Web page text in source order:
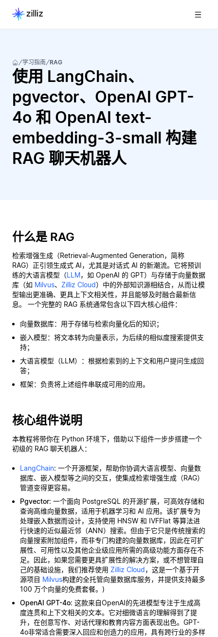
学习指南 RAG
使用 LangChain、
pgvector、OpenAI GPT-
4o 和 OpenAI text-
embedding-3-small 构建
RAG 聊天机器人
什么是 RAG
检索增强生成（Retrieval-Augmented Generation，简称
RAG）正引领生成式 AI，尤其是对话式 AI 的新潮流。它将预训
练的大语言模型（LLM，如 OpenAI 的 GPT）与存储于向量数据
库（如 Milvus、 Zilliz Cloud）中的外部知识源相结合，从而让模
型输出更准确、更具上下文相关性，并且能够及时融合最新信
息。 一个完整的 RAG 系统通常包含以下四大核心组件：
向量数据库：用于存储与检索向量化后的知识；
嵌入模型：将文本转为向量表示，为后续的相似度搜索提供支
持；
大语言模型（LLM）：根据检索到的上下文和用户提问生成回
答；
框架：负责将上述组件串联成可用的应用。
核心组件说明
本教程将带你在 Python 环境下，借助以下组件一步步搭建一个
初级的 RAG 聊天机器人：
LangChain: 一个开源框架，帮助你协调大语言模型、向量数
据库、嵌入模型等之间的交互，使集成检索增强生成（RAG）
管道变得更容易。
Pgvector: 一个面向 PostgreSQL 的开源扩展，可高效存储和
查询高维向量数据，适用于机器学习和 AI 应用。该扩展专为
处理嵌入数据而设计，支持使用 HNSW 和 IVFFlat 等算法进
行快速的近似最近邻（ANN）搜索。但由于它只是传统搜索的
向量搜索附加组件，而非专门构建的向量数据库，因此在可扩
展性、可用性以及其他企业级应用所需的高级功能方面存在不
足。因此，如果您需要更具扩展性的解决方案，或不想管理自
己的基础设施，我们推荐使用 Zilliz Cloud，这是一个基于开
源项目 Milvus构建的全托管向量数据库服务，并提供支持最多
100 万个向量的免费套餐。)
OpenAI GPT-4o: 这款来自OpenAI的先进模型专注于生成高
度连贯和上下文相关的文本。它对细微语言的理解得到了提
升，在创意写作、对话代理和教育内容方面表现出色。GPT-
4o非常适合需要深入回应和创造力的应用，具有跨行业的多样